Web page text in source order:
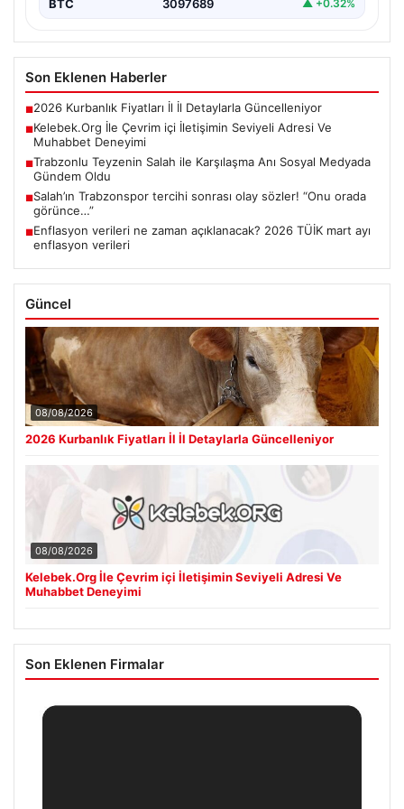
BTC 3097689 ▲ +0.32%
Son Eklenen Haberler
■2026 Kurbanlık Fiyatları İl İl Detaylarla Güncelleniyor
■Kelebek.Org İle Çevrim içi İletişimin Seviyeli Adresi Ve
Muhabbet Deneyimi
■Trabzonlu Teyzenin Salah ile Karşılaşma Anı Sosyal Medyada
Gündem Oldu
■Salah’ın Trabzonspor tercihi sonrası olay sözler! “Onu orada
görünce…”
■Enflasyon verileri ne zaman açıklanacak? 2026 TÜİK mart ayı
enflasyon verileri
Güncel
08/08/2026
2026 Kurbanlık Fiyatları İl İl Detaylarla Güncelleniyor
08/08/2026
Kelebek.Org İle Çevrim içi İletişimin Seviyeli Adresi Ve
Muhabbet Deneyimi
Son Eklenen Firmalar